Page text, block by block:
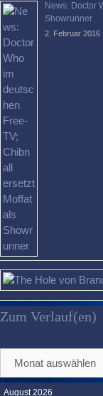
News: Doctor
Showrunner
2. Februar 2016
Zum Verlauf(en)
Verlauf(en)
August 2026